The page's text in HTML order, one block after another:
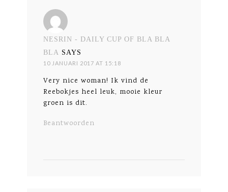
NESRIN - DAILY CUP OF BLA BLA
BLA SAYS
10 JANUARI 2017 AT 15:18
Very nice woman! Ik vind de
Reebokjes heel leuk, mooie kleur
groen is dit.
Beantwoorden